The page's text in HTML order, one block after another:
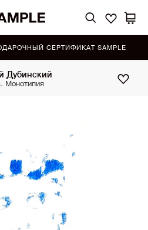
СЕРТИФИКАТ SAMPLE
Дубинский
Монотипия